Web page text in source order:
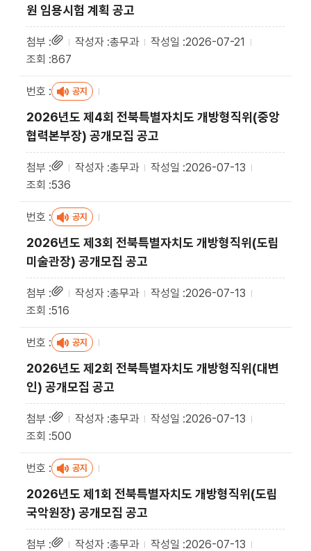
원 임용시험 계획 공고
총무과
2026-07-21
867
공지
2026년도 제4회 전북특별자치도 개방형직위(중앙
협력본부장) 공개모집 공고
총무과
2026-07-13
536
공지
2026년도 제3회 전북특별자치도 개방형직위(도립
미술관장) 공개모집 공고
총무과
2026-07-13
516
공지
2026년도 제2회 전북특별자치도 개방형직위(대변
인) 공개모집 공고
총무과
2026-07-13
500
공지
2026년도 제1회 전북특별자치도 개방형직위(도립
국악원장) 공개모집 공고
총무과 2026-07-13